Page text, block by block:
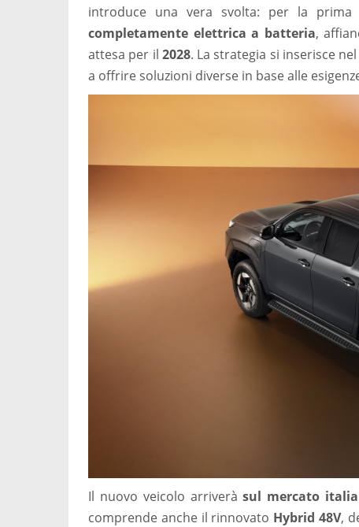
introduce una vera svolta: per la
completamente elettrica a batteria,
attesa per il 2028. La strategia si inserisce
a offrire soluzioni diverse in base alle
Il nuovo veicolo arriveràsul mercato
comprende anche il rinnovato Hybrid 48V,